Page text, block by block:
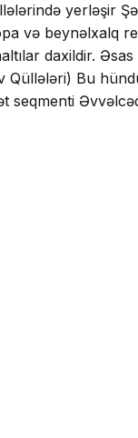
yerləşir
və beynəlxalq
daxildir. Əsas
Bu